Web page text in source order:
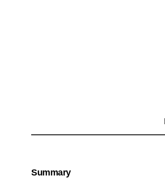
Summary